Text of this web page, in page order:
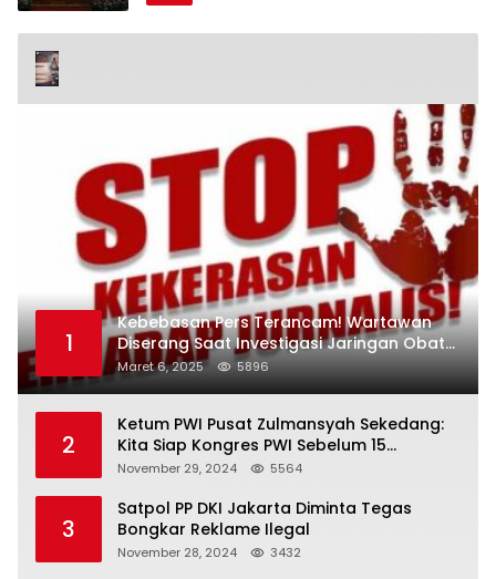
1
Kebebasan Pers Terancam! Wartawan
Diserang Saat Investigasi Jaringan Obat
Terlarang
Maret 6, 2025 5896
2
Ketum PWI Pusat Zulmansyah Sekedang:
Kita Siap Kongres PWI Sebelum 15
Desember 2024
November 29, 2024 5564
3
Satpol PP DKI Jakarta Diminta Tegas
Bongkar Reklame Ilegal
November 28, 2024 3432